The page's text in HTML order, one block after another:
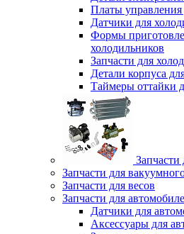
Платы управления
Датчики для
Формы
холодильников
Запчасти для
Детали корпуса
Таймеры оттайки
Запчасти
Запчасти для
Запчасти для весов
Запчасти для
Датчики для
Аксессуары для